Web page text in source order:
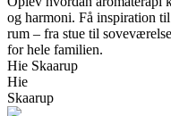
og harmoni. Få inspiration
rum – fra stue til
for hele familien.
Hie Skaarup
Hie
Skaarup